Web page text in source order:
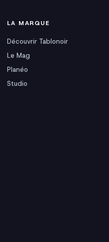
LA MARQUE
Découvrir Tablonoir
Le Mag
Planéo
Studio